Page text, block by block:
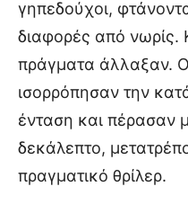
γηπεδούχοι,
διαφορές από νωρίς.
πράγματα άλλαξαν.
ισορρόπησαν την
ένταση και πέρασαν
δεκάλεπτο,
πραγματικό θρίλερ.